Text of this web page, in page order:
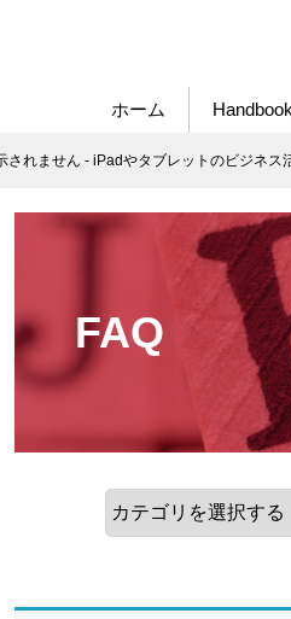
ホーム
されません - iPadやタブレットのビジネス
FAQ